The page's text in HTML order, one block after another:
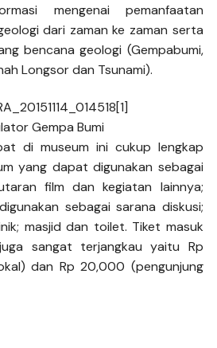
mengenai pemanfaatan
dari zaman ke zaman serta
bencana geologi (Gempabumi,
Longsor dan Tsunami).
Gempa Bumi
di museum ini cukup lengkap
yang dapat digunakan sebagai
film dan kegiatan lainnya;
sebagai sarana diskusi;
masjid dan toilet. Tiket masuk
sangat terjangkau yaitu Rp
dan Rp 20,000 (pengunjung